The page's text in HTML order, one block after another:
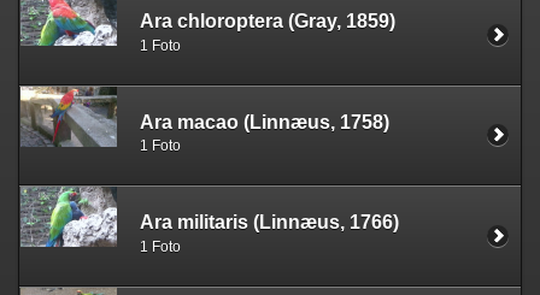
Ara chloroptera (Gray, 1859)
1 Foto
Ara macao (Linnæus, 1758)
1 Foto
Ara militaris (Linnæus, 1766)
1 Foto